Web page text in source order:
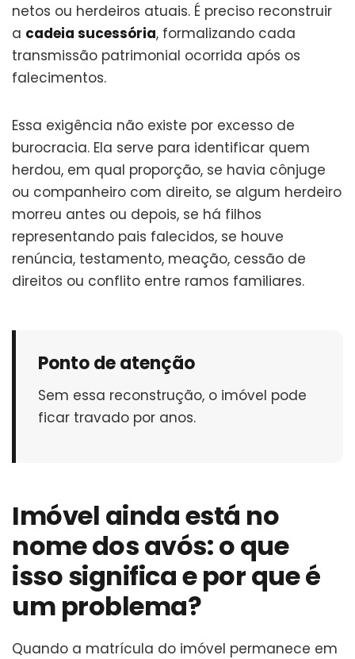
netos ou herdeiros atuais. É preciso reconstruir
a cadeia sucessória, formalizando cada
transmissão patrimonial ocorrida após os
falecimentos.
Essa exigência não existe por excesso de
burocracia. Ela serve para identificar quem
herdou, em qual proporção, se havia cônjuge
ou companheiro com direito, se algum herdeiro
morreu antes ou depois, se há filhos
representando pais falecidos, se houve
renúncia, testamento, meação, cessão de
direitos ou conflito entre ramos familiares.
Ponto de atenção
Sem essa reconstrução, o imóvel pode
ficar travado por anos.
Imóvel ainda está no
nome dos avós: o que
isso significa e por que é
um problema?
Quando a matrícula do imóvel permanece em